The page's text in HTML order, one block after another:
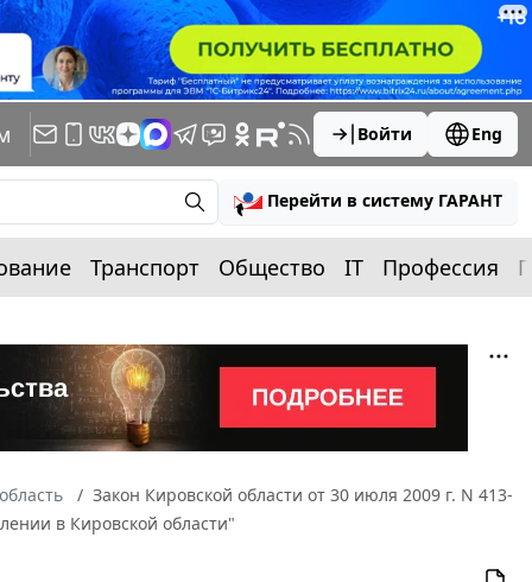
Войти Eng
Перейти в систему ГАРАНТ
Транспорт Общество IT Профессия
Закон Кировской области от 30 июля 2009 г. N 413-
в Кировской области"